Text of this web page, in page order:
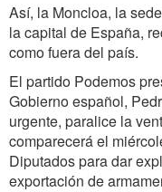
Así, la Moncloa, la
la capital de España,
como fuera del país.
El partido Podemos
Gobierno español,
urgente, paralice la
comparecerá el
Diputados para dar
exportación de